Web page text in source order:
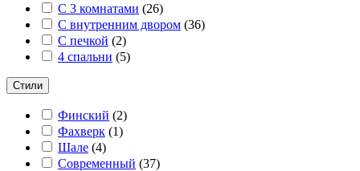
С 3 комнатами (26)
С внутренним двором (36)
С печкой (2)
4 спальни (5)
Стили
Финский (2)
Фахверк (1)
Шале (4)
Современный (37)